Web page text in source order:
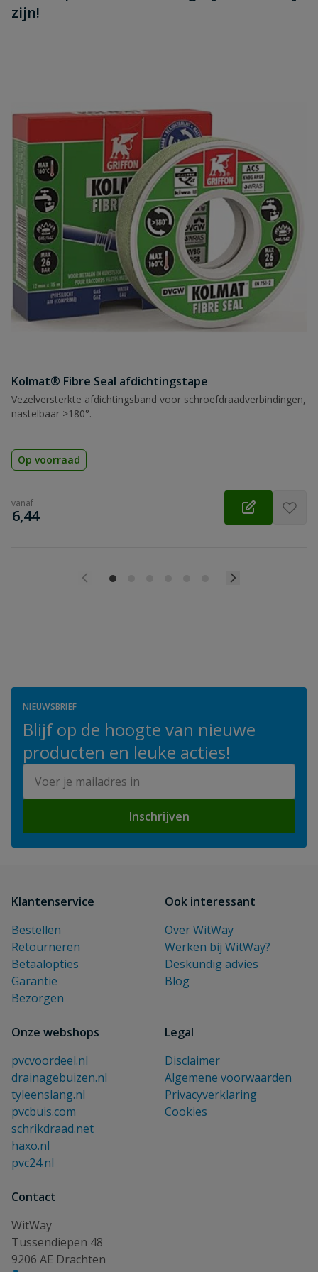
zijn!
Kolmat® Fibre Seal afdichtingstape
Vezelversterkte afdichtingsband voor schroefdraadverbindingen,
nastelbaar >180°.
Op voorraad
vanaf
€
6,44
NIEUWSBRIEF
Blijf op de hoogte van nieuwe
producten en leuke acties!
Inschrijven
Klantenservice
Bestellen
Retourneren
Betaalopties
Garantie
Bezorgen
Ook interessant
Over WitWay
Werken bij WitWay?
Deskundig advies
Blog
Onze webshops
pvcvoordeel.nl
drainagebuizen.nl
tyleenslang.nl
pvcbuis.com
schrikdraad.net
haxo.nl
pvc24.nl
Legal
Disclaimer
Algemene voorwaarden
Privacyverklaring
Cookies
Contact
WitWay
Tussendiepen 48
9206 AE Drachten